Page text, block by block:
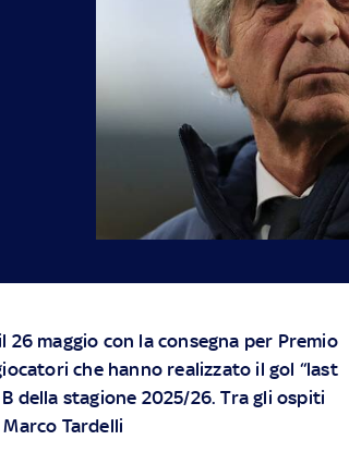
26 maggio con la consegna per Premio
che hanno realizzato il gol “last
della stagione 2025/26. Tra gli ospiti
Tardelli